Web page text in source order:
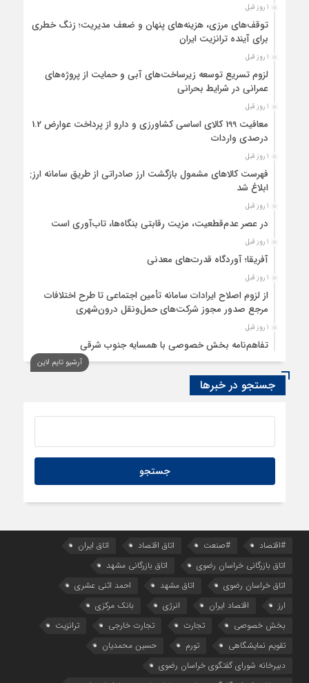
1 روز قبل
توقف‌های مرزی، هزینه‌های پنهان و ضعف مدیریت؛ زنگ خطری
برای آینده ترانزیت ایران
1 روز قبل
لزوم تسریع توسعه زیرساخت‌های آبی و حمایت از پروژه‌های
عمرانی در شرایط بحرانی
1 روز قبل
معافیت 199 کالای اساسی کشاورزی و دارو از پرداخت عوارض 1.2
درصدی واردات
1 روز قبل
فهرست کالاهای مشمول بازگشت ارز صادراتی از طریق سامانه ارزی
ابلاغ شد
1 روز قبل
در عصر عدم‌قطعیت، مزیت رقابتی بنگاه‌ها، تاب‌آوری است
1 روز قبل
آفریقا؛ آوردگاه قدرت‌های معدنی
1 روز قبل
از لزوم اصلاح ایرادات سامانه تأمین اجتماعی تا طرح اختلافات
مرجع صدور مجوز شرکت‌های حمل‌ونقل درون‌شهری
1 روز قبل
تفاهم‌نامه بخش خصوصی با همسایه جنوب شرقی
1 روز قبل
سود اقتصاد‌ها از هوش مصنوعی
آرشیو تایم لاین
جستجو در خبرها
#اقتصاد #صنعت اتاق اقتصاد
اتاق ایران
اتاق بازرگانی خراسان رضوی
اتاق بازرگانی مشهد
اتاق خراسان رضوی
اتاق مشهد
احمد اثنی عشری
ارز
اقتصاد ایران انرژی
بانک مرکزی
بخش خصوصی
تجارت تجارت خارجی
ترانزیت
تقویم نمایشگاهی
تورم
حسین محمدیان
دبیرخانه شورای گفتگوی خراسان رضوی